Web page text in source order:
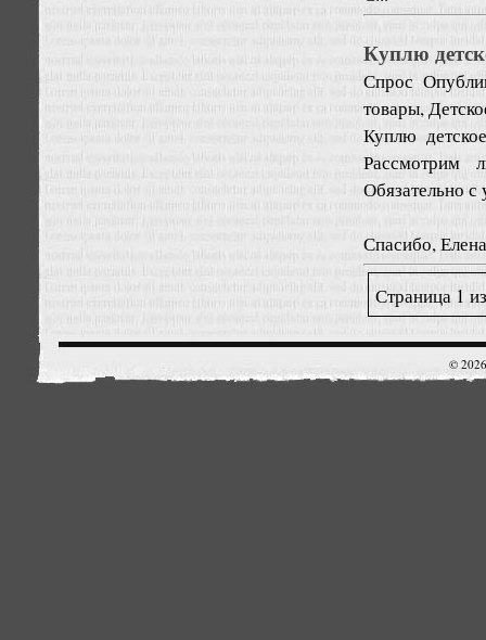
Куплю
Спрос
товары,
Куплю
Рассмотрим
Обязательно с
Спасибо,
Страница 1
©